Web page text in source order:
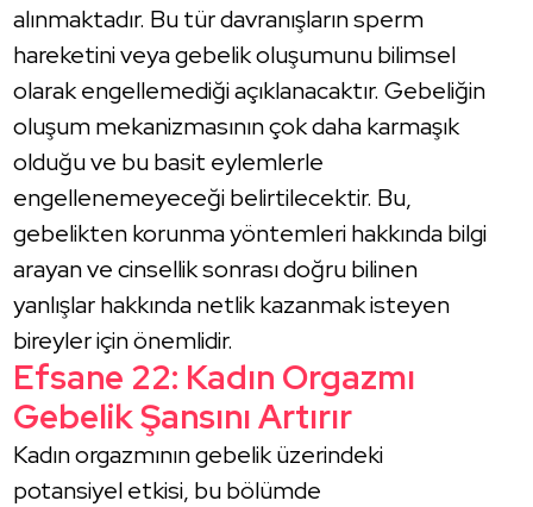
alınmaktadır. Bu tür davranışların sperm
hareketini veya gebelik oluşumunu bilimsel
olarak engellemediği açıklanacaktır. Gebeliğin
oluşum mekanizmasının çok daha karmaşık
olduğu ve bu basit eylemlerle
engellenemeyeceği belirtilecektir. Bu,
gebelikten korunma yöntemleri hakkında bilgi
arayan ve cinsellik sonrası doğru bilinen
yanlışlar hakkında netlik kazanmak isteyen
bireyler için önemlidir.
Efsane 22: Kadın Orgazmı
Gebelik Şansını Artırır
Kadın orgazmının gebelik üzerindeki
potansiyel etkisi, bu bölümde